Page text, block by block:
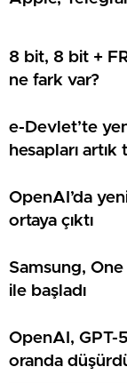
8 bit, 8 bit +
ne fark var?
e-Devlet’te
hesapları
OpenAI’da
ortaya çıktı
Samsung,
ile başladı
OpenAI, GPT-
oranda